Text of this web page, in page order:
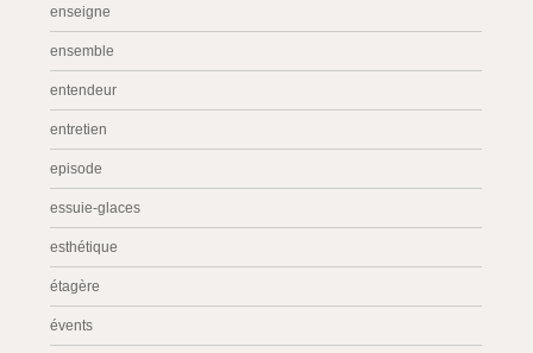
enseigne
ensemble
entendeur
entretien
episode
essuie-glaces
esthétique
étagère
évents